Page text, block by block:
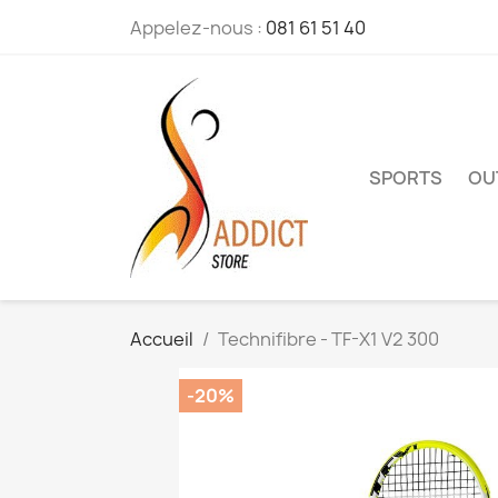
Appelez-nous : 081 61 51 40
SPORTS
Accueil Technifibre - TF-X1 V2 300
-20%